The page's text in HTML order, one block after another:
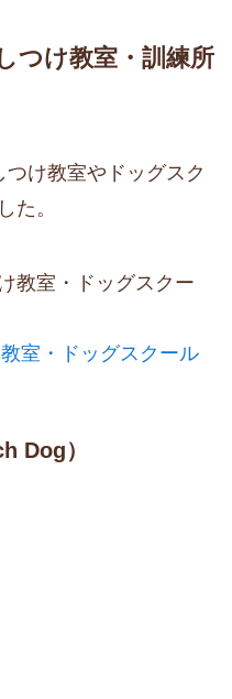
つけ教室・訓練所
け教室やドッグスク
た。
教室・ドッグスクー
室・ドッグスクール
Dog）